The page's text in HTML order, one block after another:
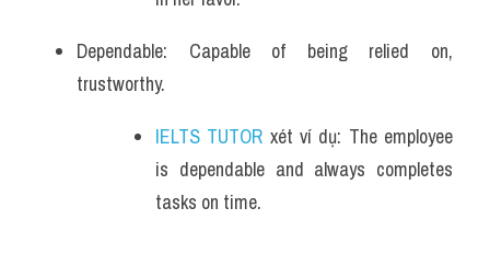
Dependable: Capable of being relied on,
trustworthy.
IELTS TUTOR xét ví dụ: The employee
is dependable and always completes
tasks on time.